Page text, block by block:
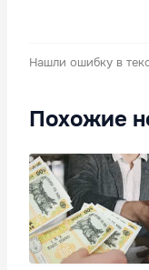
Нашли ошибку в
Похожие